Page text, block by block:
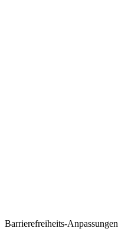
Barrierefreiheits-Anpassungen